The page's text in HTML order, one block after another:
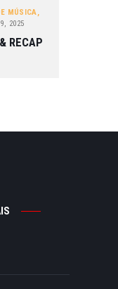
MÚSICA,
2025
RECAP